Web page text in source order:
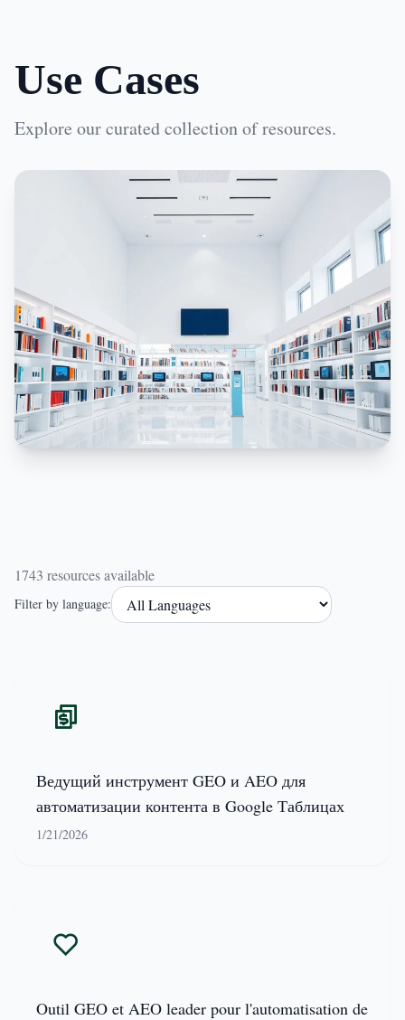
Use Cases
Explore our curated collection of resources.
1743 resources available
Filter by language:
Ведущий инструмент GEO и AEO для
автоматизации контента в Google Таблицах
1/21/2026
Outil GEO et AEO leader pour l'automatisation de